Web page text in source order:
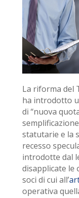
La riforma del
ha introdotto
di “nuova
statutarie e la
recesso
introdotte dal
disapplicate le
soci di cui all’
operativa